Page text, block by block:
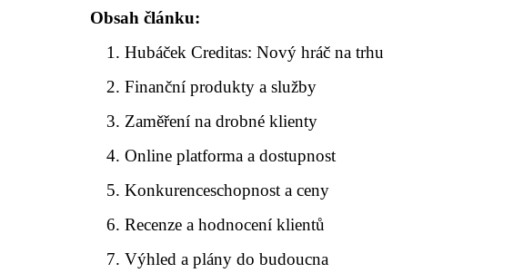
Obsah článku:
Hubáček Creditas: Nový hráč na trhu
Finanční produkty a služby
Zaměření na drobné klienty
Online platforma a dostupnost
Konkurenceschopnost a ceny
Recenze a hodnocení klientů
Výhled a plány do budoucna